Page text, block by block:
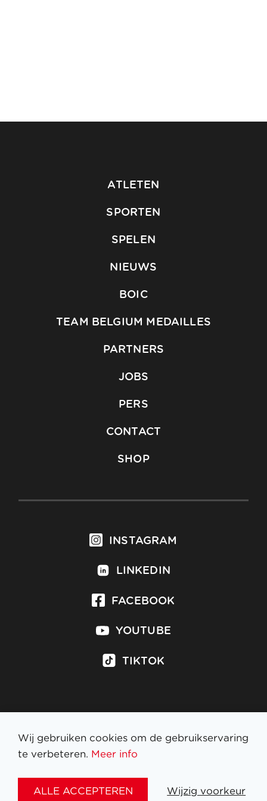
ATLETEN
SPORTEN
SPELEN
NIEUWS
BOIC
TEAM BELGIUM MEDAILLES
PARTNERS
JOBS
PERS
CONTACT
SHOP
INSTAGRAM
LINKEDIN
FACEBOOK
YOUTUBE
TIKTOK
Inschrijven op nieuwsbrief
Wij gebruiken cookies om de gebruikservaring
te verbeteren. Meer info
ALLE ACCEPTEREN Wijzig voorkeur